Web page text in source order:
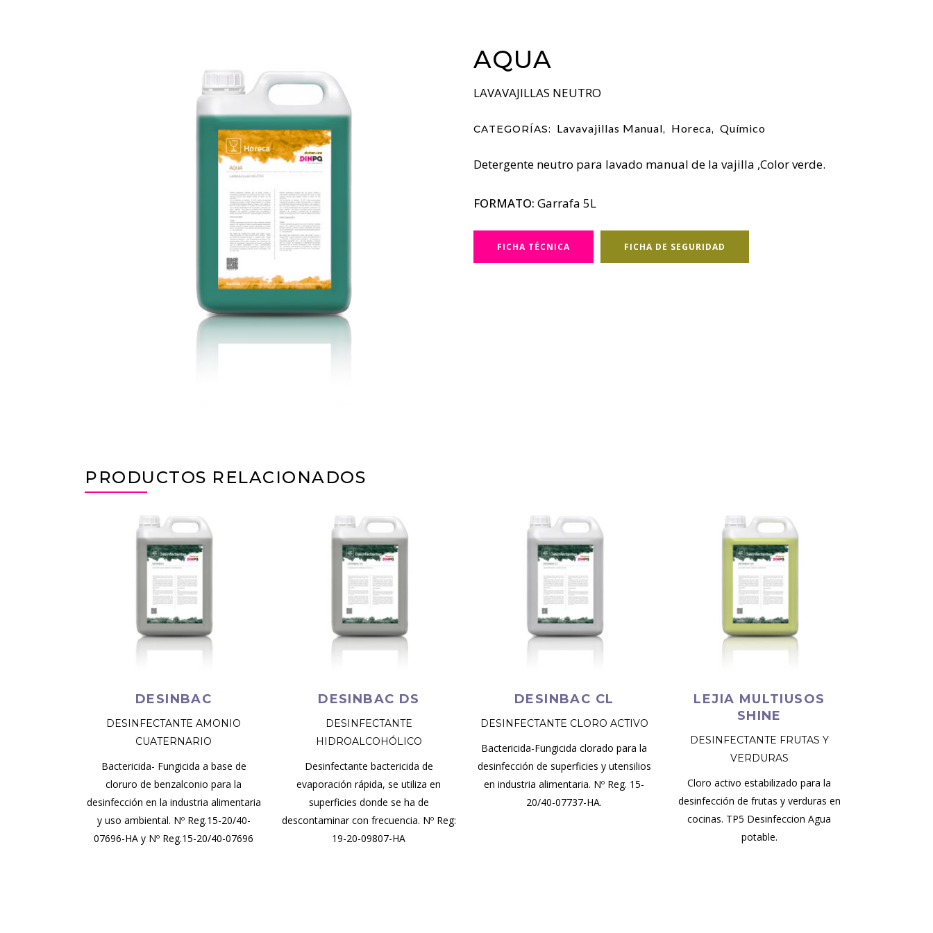
AQUA
LAVAVAJILLAS NEUTRO
CATEGORÍAS: Lavavajillas Manual, Horeca, Químico
Detergente neutro para lavado manual de la vajilla ,Color verde.
FORMATO: Garrafa 5L
FICHA TÉCNICA FICHA DE SEGURIDAD
PRODUCTOS RELACIONADOS
DESINBAC
DESINFECTANTE AMONIO
CUATERNARIO
Bactericida- Fungicida a base de
cloruro de benzalconio para la
desinfección en la industria alimentaria
y uso ambiental. Nº Reg.15-20/40-
07696-HA y Nº Reg.15-20/40-07696
DESINBAC DS
DESINFECTANTE
HIDROALCOHÓLICO
Desinfectante bactericida de
evaporación rápida, se utiliza en
superficies donde se ha de
descontaminar con frecuencia. Nº Reg:
19-20-09807-HA
DESINBAC CL
DESINFECTANTE CLORO ACTIVO
Bactericida-Fungicida clorado para la
desinfección de superficies y utensilios
en industria alimentaria. Nº Reg. 15-
20/40-07737-HA.
LEJIA MULTIUSOS
SHINE
DESINFECTANTE FRUTAS Y
VERDURAS
Cloro activo estabilizado para la
desinfección de frutas y verduras en
cocinas. TP5 Desinfeccion Agua
potable.